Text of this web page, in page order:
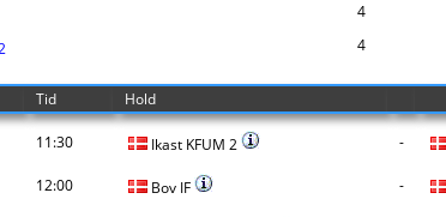
4
4
Tid Hold
11:30 Ikast KFUM 2 -
12:00 Bov IF -